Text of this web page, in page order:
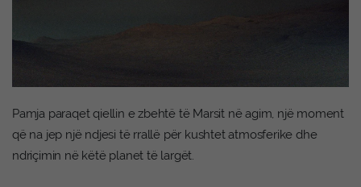
Pamja paraqet qiellin e zbehtë të Marsit në agim, një moment
që na jep një ndjesi të rrallë për kushtet atmosferike dhe
ndriçimin në këtë planet të largët.